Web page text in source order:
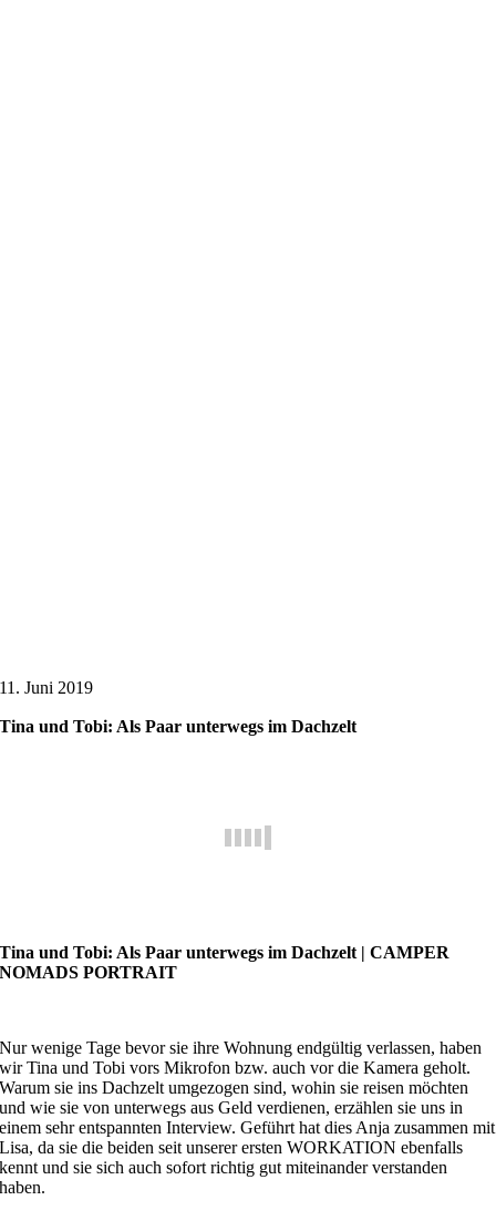
11. Juni 2019
Tina und Tobi: Als Paar unterwegs im Dachzelt
Tina und Tobi: Als Paar unterwegs im Dachzelt | CAMPER
NOMADS PORTRAIT
Nur wenige Tage bevor sie ihre Wohnung endgültig verlassen, haben
wir Tina und Tobi vors Mikrofon bzw. auch vor die Kamera geholt.
Warum sie ins Dachzelt umgezogen sind, wohin sie reisen möchten
und wie sie von unterwegs aus Geld verdienen, erzählen sie uns in
einem sehr entspannten Interview. Geführt hat dies Anja zusammen mit
Lisa, da sie die beiden seit unserer ersten WORKATION ebenfalls
kennt und sie sich auch sofort richtig gut miteinander verstanden
haben.